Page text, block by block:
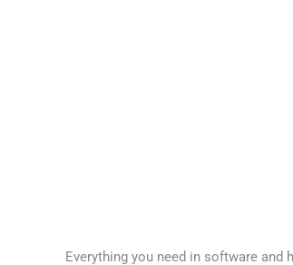
Everything you need in software and